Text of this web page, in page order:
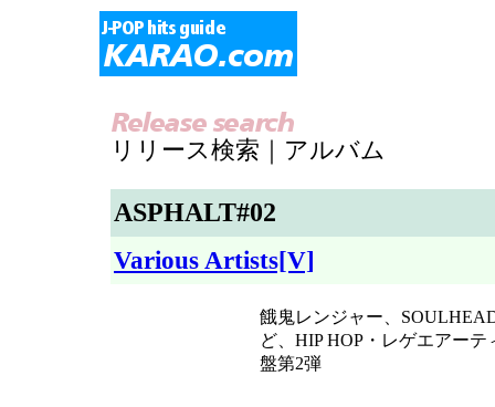
リリース検索｜アルバム
ASPHALT#02
Various Artists[V]
餓鬼レンジャー、
ど、HIP HOP・レゲエアー
盤第2弾